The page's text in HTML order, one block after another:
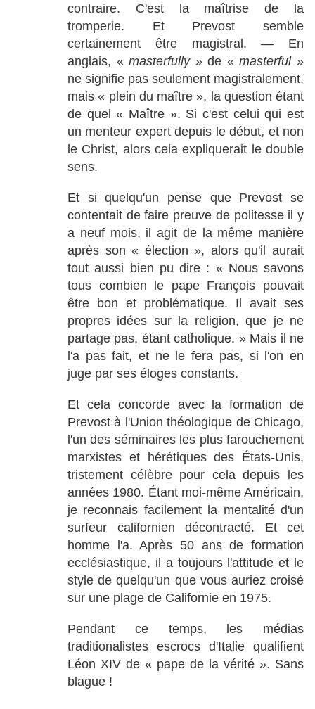
contraire. C'est la maîtrise de la
tromperie. Et Prevost semble
certainement être magistral. — En
anglais, «masterfully» de «masterful»
ne signifie pas seulement magistralement,
mais « plein du maître », la question étant
de quel « Maître ». Si c'est celui qui est
un menteur expert depuis le début, et non
le Christ, alors cela expliquerait le double
sens.
Et si quelqu'un pense que Prevost se
contentait de faire preuve de politesse il y
a neuf mois, il agit de la même manière
après son « élection », alors qu'il aurait
tout aussi bien pu dire : « Nous savons
tous combien le pape François pouvait
être bon et problématique. Il avait ses
propres idées sur la religion, que je ne
partage pas, étant catholique. » Mais il ne
l'a pas fait, et ne le fera pas, si l'on en
juge par ses éloges constants.
Et cela concorde avec la formation de
Prevost à l'Union théologique de Chicago,
l'un des séminaires les plus farouchement
marxistes et hérétiques des États-Unis,
tristement célèbre pour cela depuis les
années 1980. Étant moi-même Américain,
je reconnais facilement la mentalité d'un
surfeur californien décontracté. Et cet
homme l'a. Après 50 ans de formation
ecclésiastique, il a toujours l'attitude et le
style de quelqu'un que vous auriez croisé
sur une plage de Californie en 1975.
Pendant ce temps, les médias
traditionalistes escrocs d'Italie qualifient
Léon XIV de « pape de la vérité ». Sans
blague !